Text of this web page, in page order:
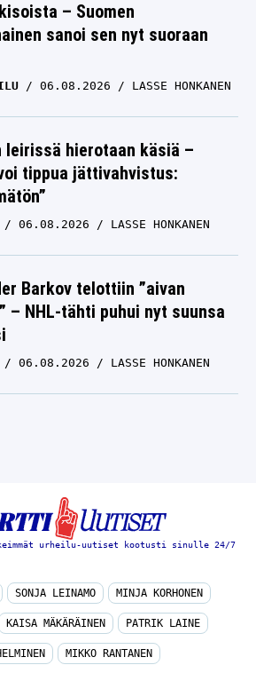
– Suomen
sanoi sen nyt suoraan
06.08.2026 LASSE HONKANEN
leirissä hierotaan käsiä –
tippua jättivahvistus:
06.08.2026 LASSE HONKANEN
Barkov telottiin ”aivan
– NHL-tähti puhui nyt suunsa
06.08.2026 LASSE HONKANEN
urheilu-uutiset kootusti sinulle 24/7
SONJA LEINAMO MINJA KORHONEN
KAISA MÄKÄRÄINEN PATRIK LAINE
MIKKO RANTANEN